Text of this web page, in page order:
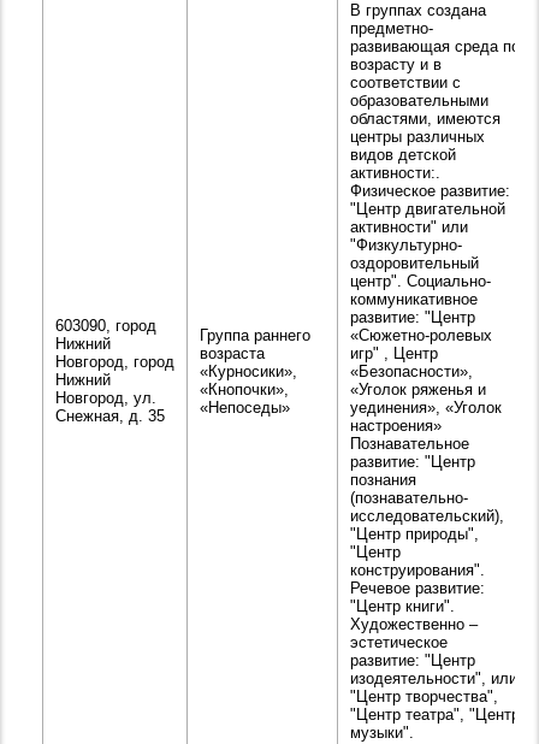
603090, город
Нижний
Новгород, город
Нижний
Новгород, ул.
Снежная, д. 35
Группа раннего
возраста
«Курносики»,
«Кнопочки»,
«Непоседы»
В группах создана
предметно-
развивающая среда по
возрасту и в
соответствии с
образовательными
областями, имеются
центры различных
видов детской
активности:.
Физическое развитие:
"Центр двигательной
активности" или
"Физкультурно-
оздоровительный
центр". Социально-
коммуникативное
развитие: "Центр
«Сюжетно-ролевых
игр" , Центр
«Безопасности»,
«Уголок ряженья и
уединения», «Уголок
настроения»
Познавательное
развитие: "Центр
познания
(познавательно-
исследовательский),
"Центр природы",
"Центр
конструирования".
Речевое развитие:
"Центр книги".
Художественно –
эстетическое
развитие: "Центр
изодеятельности", или
"Центр творчества",
"Центр театра", "Центр
музыки".